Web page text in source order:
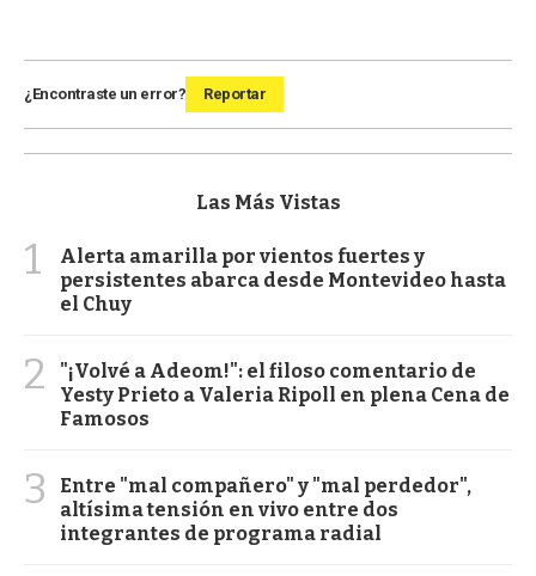
¿Encontraste un error? Reportar
Las Más Vistas
1
Alerta amarilla por vientos fuertes y
persistentes abarca desde Montevideo hasta
el Chuy
2
"¡Volvé a Adeom!": el filoso comentario de
Yesty Prieto a Valeria Ripoll en plena Cena de
Famosos
3
Entre "mal compañero" y "mal perdedor",
altísima tensión en vivo entre dos
integrantes de programa radial